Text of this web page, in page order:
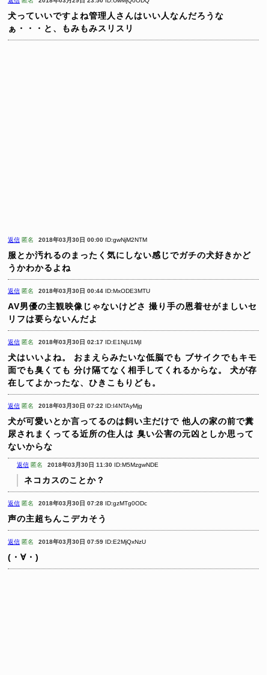
犬っていいですよね管理人さんはいい人なんだろうな
ぁ・・・と、もみもみスリスリ
返信 匿名 2018年03月30日 00:00 ID:gwNjM2NTM
服とか汚れるのまったく気にしない感じでガチの犬好きかど
うかわかるよね
返信 匿名 2018年03月30日 00:44 ID:MxODE3MTU
AV男優の主観映像じゃないけどさ 撮り手の恩着せがましいセ
リフは要らないんだよ
返信 匿名 2018年03月30日 02:17 ID:E1NjU1MjI
犬はいいよね。 おまえらみたいな低脳でも ブサイクでもキモ
面でも臭くても 分け隔てなく相手してくれるからな。
犬が存
在してよかったな、ひきこもりども。
返信 匿名 2018年03月30日 07:22 ID:I4NTAyMjg
犬が可愛いとか言ってるのは飼い主だけで 他人の家の前で糞
尿されまくってる近所の住人は 臭い公害の元凶としか思って
ないからな
返信 匿名 2018年03月30日 11:30 ID:M5MzgwNDE
ネコカスのことか？
返信 匿名 2018年03月30日 07:28 ID:gzMTg0ODc
声の主超ちんこデカそう
返信 匿名 2018年03月30日 07:59 ID:E2MjQxNzU
(・∀・)